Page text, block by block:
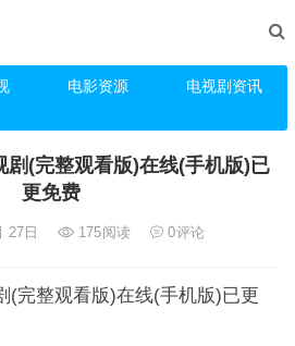
电影资源
电视剧资讯
剧(完整观看版)在线(手机版)已
更免费
27日 175阅读 0评论
(完整观看版)在线(手机版)已更